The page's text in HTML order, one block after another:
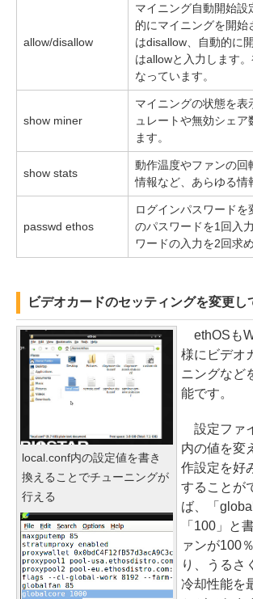
allow/disallow
マイニング自動開始設
的にマイニングを開始
はdisallow、自動的に
はallowと入力します
なっています。
show miner
マイニングの状態を表
ュレートや無効シェ
ます。
show stats
動作温度やファンの回
情報など、あらゆる情
passwd ethos
ログインパスワードを
のパスワードを1回入
ワードの入力を2回求
ビデオカードのセッティングを変更し
local.conf内の設定値を書き
換えることでチューニングが
行える
ethOSも
様にビデオ
ニングなど
能です。
設定ファ
内の値を変
作設定を好
することが
ば、「
「100」と
ァンが100
り、うるさ
冷却性能を